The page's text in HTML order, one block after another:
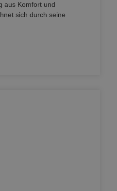
aus Komfort und
sich durch seine